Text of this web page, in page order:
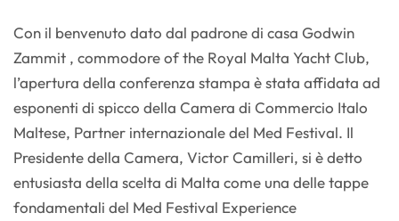
Con il benvenuto dato dal padrone di casa Godwin
Zammit , commodore of the Royal Malta Yacht Club,
l’apertura della conferenza stampa è stata affidata ad
esponenti di spicco della Camera di Commercio Italo
Maltese, Partner internazionale del Med Festival. Il
Presidente della Camera, Victor Camilleri, si è detto
entusiasta della scelta di Malta come una delle tappe
fondamentali del Med Festival Experience